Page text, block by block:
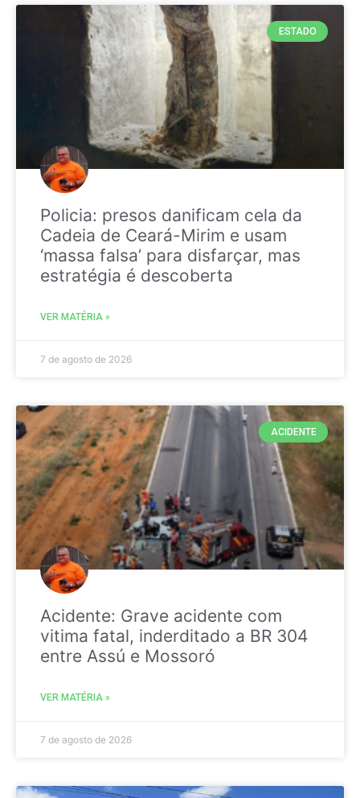
ESTADO
Policia: presos danificam cela da
Cadeia de Ceará-Mirim e usam
‘massa falsa’ para disfarçar, mas
estratégia é descoberta
VER MATÉRIA »
7 de agosto de 2026
ACIDENTE
Acidente: Grave acidente com
vitima fatal, inderditado a BR 304
entre Assú e Mossoró
VER MATÉRIA »
7 de agosto de 2026